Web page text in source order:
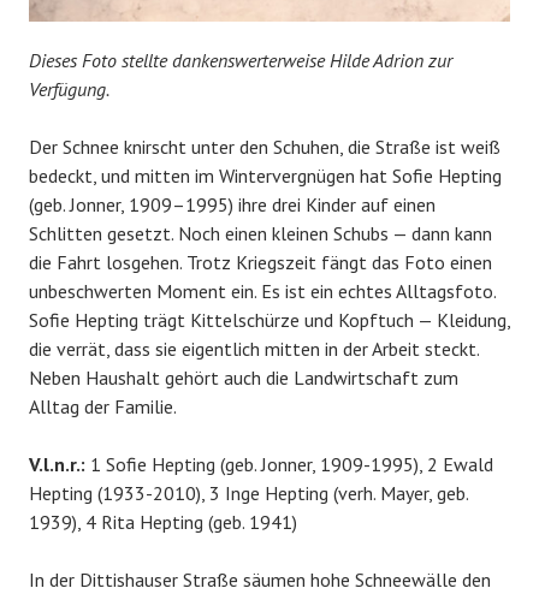
Dieses Foto stellte dankenswerterweise Hilde Adrion zur
Verfügung.
Der Schnee knirscht unter den Schuhen, die Straße ist weiß
bedeckt, und mitten im Wintervergnügen hat Sofie Hepting
(geb. Jonner, 1909–1995) ihre drei Kinder auf einen
Schlitten gesetzt. Noch einen kleinen Schubs — dann kann
die Fahrt losgehen. Trotz Kriegszeit fängt das Foto einen
unbeschwerten Moment ein. Es ist ein echtes Alltagsfoto.
Sofie Hepting trägt Kittelschürze und Kopftuch — Kleidung,
die verrät, dass sie eigentlich mitten in der Arbeit steckt.
Neben Haushalt gehört auch die Landwirtschaft zum
Alltag der Familie.
V.l.n.r.: 1 Sofie Hepting (geb. Jonner, 1909-1995), 2 Ewald
Hepting (1933-2010), 3 Inge Hepting (verh. Mayer, geb.
1939), 4 Rita Hepting (geb. 1941)
In der Dittishauser Straße säumen hohe Schneewälle den